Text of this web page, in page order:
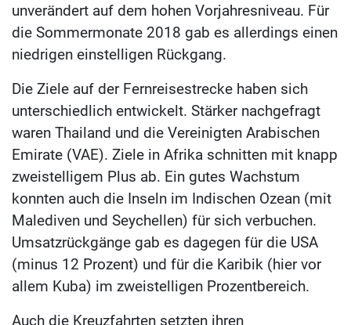
unverändert auf dem hohen Vorjahresniveau. Für
die Sommermonate 2018 gab es allerdings einen
niedrigen einstelligen Rückgang.
Die Ziele auf der Fernreisestrecke haben sich
unterschiedlich entwickelt. Stärker nachgefragt
waren Thailand und die Vereinigten Arabischen
Emirate (VAE). Ziele in Afrika schnitten mit knapp
zweistelligem Plus ab. Ein gutes Wachstum
konnten auch die Inseln im Indischen Ozean (mit
Malediven und Seychellen) für sich verbuchen.
Umsatzrückgänge gab es dagegen für die USA
(minus 12 Prozent) und für die Karibik (hier vor
allem Kuba) im zweistelligen Prozentbereich.
Auch die Kreuzfahrten setzten ihren